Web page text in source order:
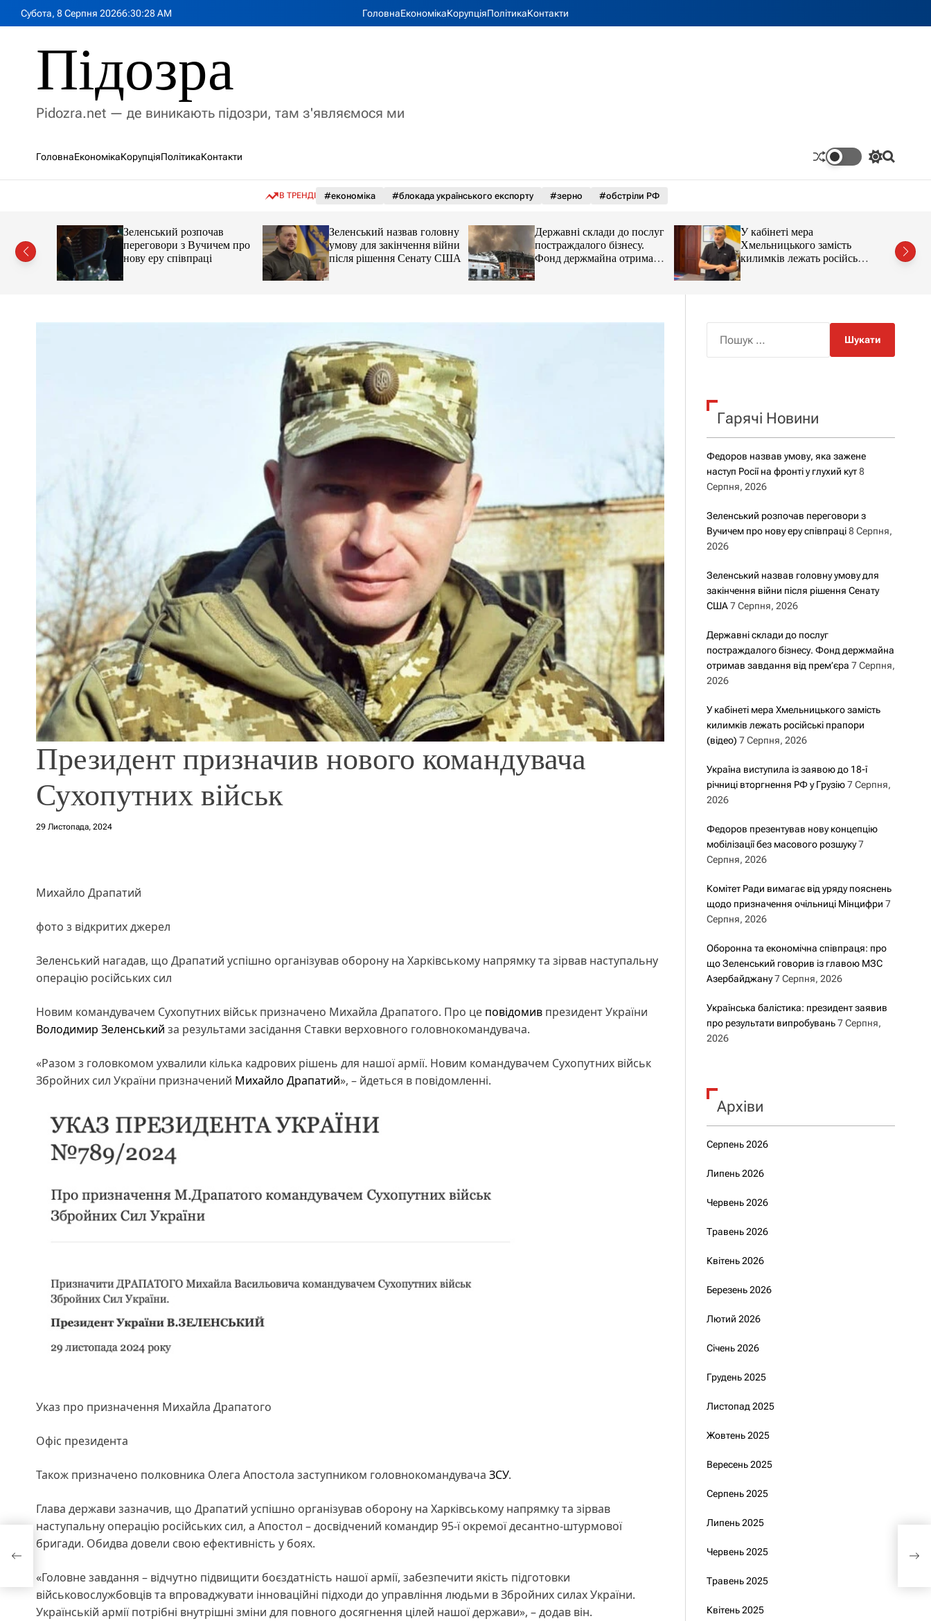
Субота, 8 Серпня 20266:30:29AM ГоловнаЕкономікаКорупціяПолітикаКонтакти
Підозра
Pidozra.net — де виникають підозри, там з'являємося ми
ГоловнаЕкономікаКорупціяПолітикаКонтакти
П
ч
р
о
у
П
В ТРЕНДІ #економіка #блокада українського експорту #зерно #обстріли РФ
на
Зеленський розпочав
переговори з Вучичем про
нову еру співпраці
Зеленський назвав головну
умову для закінчення війни
після рішення Сенату США
Державні склади до послуг
постраждалого бізнесу.
Фонд держмайна отримав
завдання від прем’єра
У кабінеті мера
Хмельницького замість
килимків лежать російські
прапори (відео)
Президент призначив нового командувача
Сухопутних військ
29 Листопада, 2024
Михайло Драпатий
фото з відкритих джерел
Зеленський нагадав, що Драпатий успішно організував оборону на Харківському напрямку та зірвав наступальну
операцію російських сил
Новим командувачем Сухопутних військ призначено Михайла Драпатого. Про це повідомив президент України
Володимир Зеленський за результами засідання Ставки верховного головнокомандувача.
«Разом з головкомом ухвалили кілька кадрових рішень для нашої армії. Новим командувачем Сухопутних військ
Збройних сил України призначений Михайло Драпатий», – йдеться в повідомленні.
Указ про призначення Михайла Драпатого
Офіс президента
Також призначено полковника Олега Апостола заступником головнокомандувача ЗСУ.
Глава держави зазначив, що Драпатий успішно організував оборону на Харківському напрямку та зірвав
наступальну операцію російських сил, а Апостол – досвідчений командир 95-ї окремої десантно-штурмової
бригади. Обидва довели свою ефективність у боях.
«Головне завдання – відчутно підвищити боєздатність нашої армії, забезпечити якість підготовки
військовослужбовців та впроваджувати інноваційні підходи до управління людьми в Збройних силах України.
Українській армії потрібні внутрішні зміни для повного досягнення цілей нашої держави», – додав він.
к
Гарячі Новини
Федоров назвав умову, яка зажене
наступ Росії на фронті у глухий кут 8
Серпня, 2026
Зеленський розпочав переговори з
Вучичем про нову еру співпраці 8 Серпня,
2026
Зеленський назвав головну умову для
закінчення війни після рішення Сенату
США 7 Серпня, 2026
Державні склади до послуг
постраждалого бізнесу. Фонд держмайна
отримав завдання від прем’єра 7 Серпня,
2026
У кабінеті мера Хмельницького замість
килимків лежать російські прапори
(відео) 7 Серпня, 2026
Україна виступила із заявою до 18-ї
річниці вторгнення РФ у Грузію 7 Серпня,
2026
Федоров презентував нову концепцію
мобілізації без масового розшуку 7
Серпня, 2026
Комітет Ради вимагає від уряду пояснень
щодо призначення очільниці Мінцифри 7
Серпня, 2026
Оборонна та економічна співпраця: про
що Зеленський говорив із главою МЗС
Азербайджану 7 Серпня, 2026
Українська балістика: президент заявив
про результати випробувань 7 Серпня,
2026
Архіви
Серпень 2026
Липень 2026
Червень 2026
Травень 2026
Квітень 2026
Березень 2026
Лютий 2026
Січень 2026
Грудень 2025
Листопад 2025
Жовтень 2025
Вересень 2025
Серпень 2025
Липень 2025
Червень 2025
Травень 2025
Квітень 2025
з